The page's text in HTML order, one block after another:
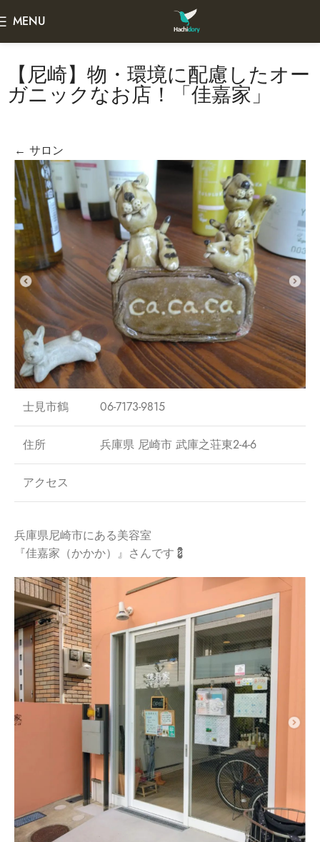
MENU
【尼崎】物・環境に配慮したオー
ガニックなお店！「佳嘉家」
← サロン
士見市鶴 06-7173-9815
住所 兵庫県 尼崎市 武庫之荘東2-4-6
アクセス
兵庫県尼崎市にある美容室
『佳嘉家（かかか）』さんです💈